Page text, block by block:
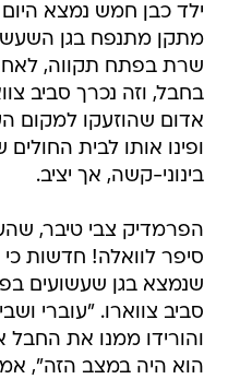
ילד כבן חמש נמצא
מתקן מתנפח בגן
שרת בפתח תקווה,
בחבל, וזה נכרך סביב
אדום שהוזעקו למקום
ופינו אותו לבית
בינוני-קשה, אך יציב.
הפרמדיק צבי טיבר,
סיפר לוואלה! חדשות
שנמצא בגן שעשועים
סביב צווארו. "עוברי
והורידו ממנו את החבל
הוא היה במצב הזה",